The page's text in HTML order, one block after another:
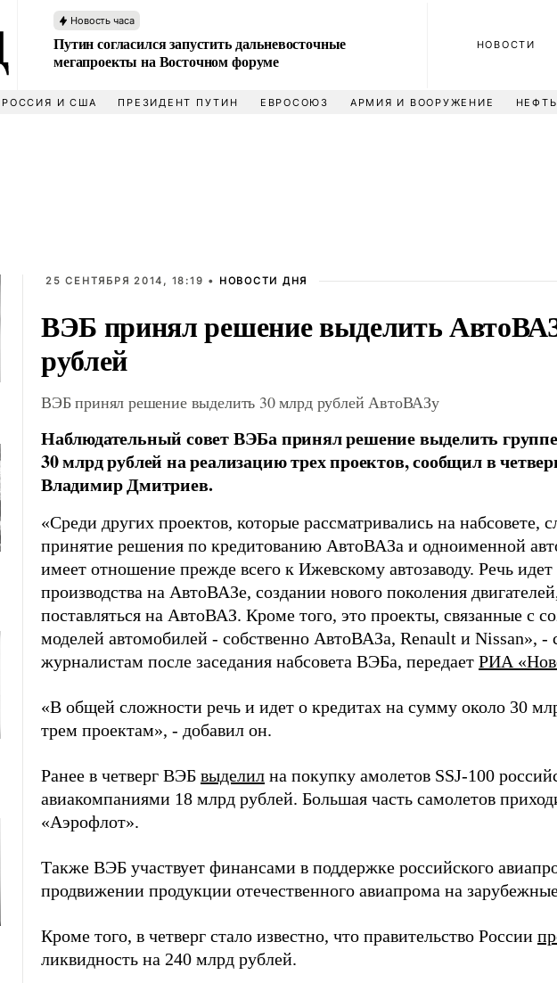
Новость часа
Путин согласился запустить дальневосточные
мегапроекты на Восточном форуме
НОВОСТИ
РОССИЯ И США ПРЕЗИДЕНТ ПУТИН ЕВРОСОЮЗ АРМИЯ И ВООРУЖЕНИЕ
25 СЕНТЯБРЯ 2014, 18:19 • НОВОСТИ ДНЯ
ВЭБ принял решение выделить
рублей
ВЭБ принял решение выделить 30 млрд рублей АвтоВАЗу
Наблюдательный совет ВЭБа принял решение выделить
30 млрд рублей на реализацию трех проектов, сообщил в
Владимир Дмитриев.
«Среди других проектов, которые рассматривались на набсовете,
принятие решения по кредитованию АвтоВАЗа и одноименной
имеет отношение прежде всего к Ижевскому автозаводу. Речь
производства на АвтоВАЗе, создании нового поколения
поставляться на АвтоВАЗ. Кроме того, это проекты, связанные с
моделей автомобилей - собственно АвтоВАЗа, Renault и Nissan», -
журналистам после заседания набсовета ВЭБа, передает РИА
«В общей сложности речь и идет о кредитах на сумму около 30
трем проектам», - добавил он.
Ранее в четверг ВЭБ выделил на покупку амолетов SSJ-100
авиакомпаниями 18 млрд рублей. Большая часть самолетов
«Аэрофлот».
Также ВЭБ участвует финансами в поддержке российского
продвижении продукции отечественного авиапрома на
Кроме того, в четверг стало известно, что правительство России
ликвидность на 240 млрд рублей.